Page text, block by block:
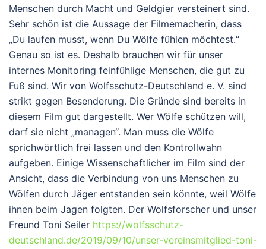
Menschen durch Macht und Geldgier versteinert sind.
Sehr schön ist die Aussage der Filmemacherin, dass
„Du laufen musst, wenn Du Wölfe fühlen möchtest.“
Genau so ist es. Deshalb brauchen wir für unser
internes Monitoring feinfühlige Menschen, die gut zu
Fuß sind. Wir von Wolfsschutz-Deutschland e. V. sind
strikt gegen Besenderung. Die Gründe sind bereits in
diesem Film gut dargestellt. Wer Wölfe schützen will,
darf sie nicht „managen“. Man muss die Wölfe
sprichwörtlich frei lassen und den Kontrollwahn
aufgeben. Einige Wissenschaftlicher im Film sind der
Ansicht, dass die Verbindung von uns Menschen zu
Wölfen durch Jäger entstanden sein könnte, weil Wölfe
ihnen beim Jagen folgten. Der Wolfsforscher und unser
Freund Toni Seiler https://wolfsschutz-
deutschland.de/2019/09/10/unser-vereinsmitglied-toni-